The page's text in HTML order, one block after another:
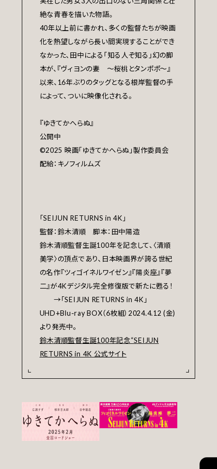
絶な青春を描いた物語。
40年以上前に書かれ、多くの監督たちが映画
化を熱望しながら長い間実現することができ
なかった、田中による「知る人ぞ知る」幻の脚
本が、『ヴィヨンの妻 ～桜桃とタンポポ～』
以来、16年ぶりのタッグとなる根岸監督の手
によって、ついに映像化される。
『ゆきてかへらぬ』
公開中
©︎2025 映画「ゆきてかへらぬ」製作委員会
配給：キノフィルムズ
「SEIJUN RETURNS in 4K」
監督：鈴木清順 脚本：田中陽造
鈴木清順監督生誕100年を記念して、〈清順
美学〉の頂点であり、日本映画界が誇る世紀
の名作『ツィゴイネルワイゼン』『陽炎座』『夢
二』が4Kデジタル完全修復版で新たに甦る！
→「SEIJUN RETURNS in 4K」
UHD+Blu-ray BOX（6枚組）2024.4.12 (金)
より発売中。
鈴木清順監督生誕100年記念“SEIJUN
RETURNS in 4K 公式サイト